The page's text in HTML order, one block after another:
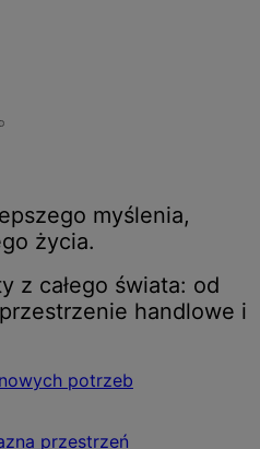
myślenia,
życia.
z całego świata: od
handlowe i